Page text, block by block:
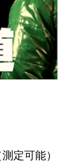
定可能）